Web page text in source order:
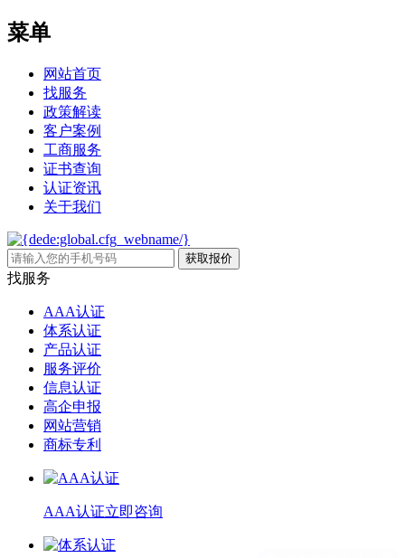
菜单
网站首页
找服务
政策解读
客户案例
工商服务
证书查询
认证资讯
关于我们
找服务
AAA认证
体系认证
产品认证
服务评价
信息认证
高企申报
网站营销
商标专利
AAA认证立即咨询